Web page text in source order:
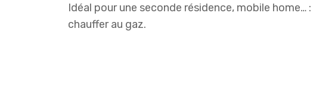
Idéal pour une seconde résidence, mobile home… :
chauffer au gaz.